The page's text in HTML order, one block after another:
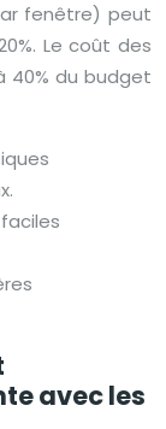
fenêtre) peut
Le coût des
40% du budget
avec les